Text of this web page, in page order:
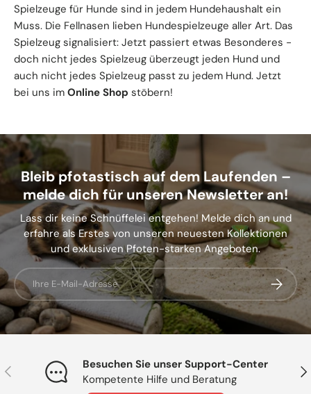
Spielzeuge für Hunde sind in jedem Hundehaushalt ein
Muss. Die Fellnasen lieben Hundespielzeuge aller Art. Das
Spielzeug signalisiert: Jetzt passiert etwas Besonderes -
doch nicht jedes Spielzeug überzeugt jeden Hund und
auch nicht jedes Spielzeug passt zu jedem Hund. Jetzt
bei uns im Online Shop stöbern!
Bleib pfotastisch auf dem Laufenden –
melde dich für unseren Newsletter an!
Lass dir keine Schnüffelei entgehen! Melde dich an und
erfahre als Erstes von unseren neuesten Kollektionen
und exklusiven Pfoten-starken Angeboten.
E-Mail
Vorherige
Besuchen Sie unser Support-Center
Kompetente Hilfe und Beratung